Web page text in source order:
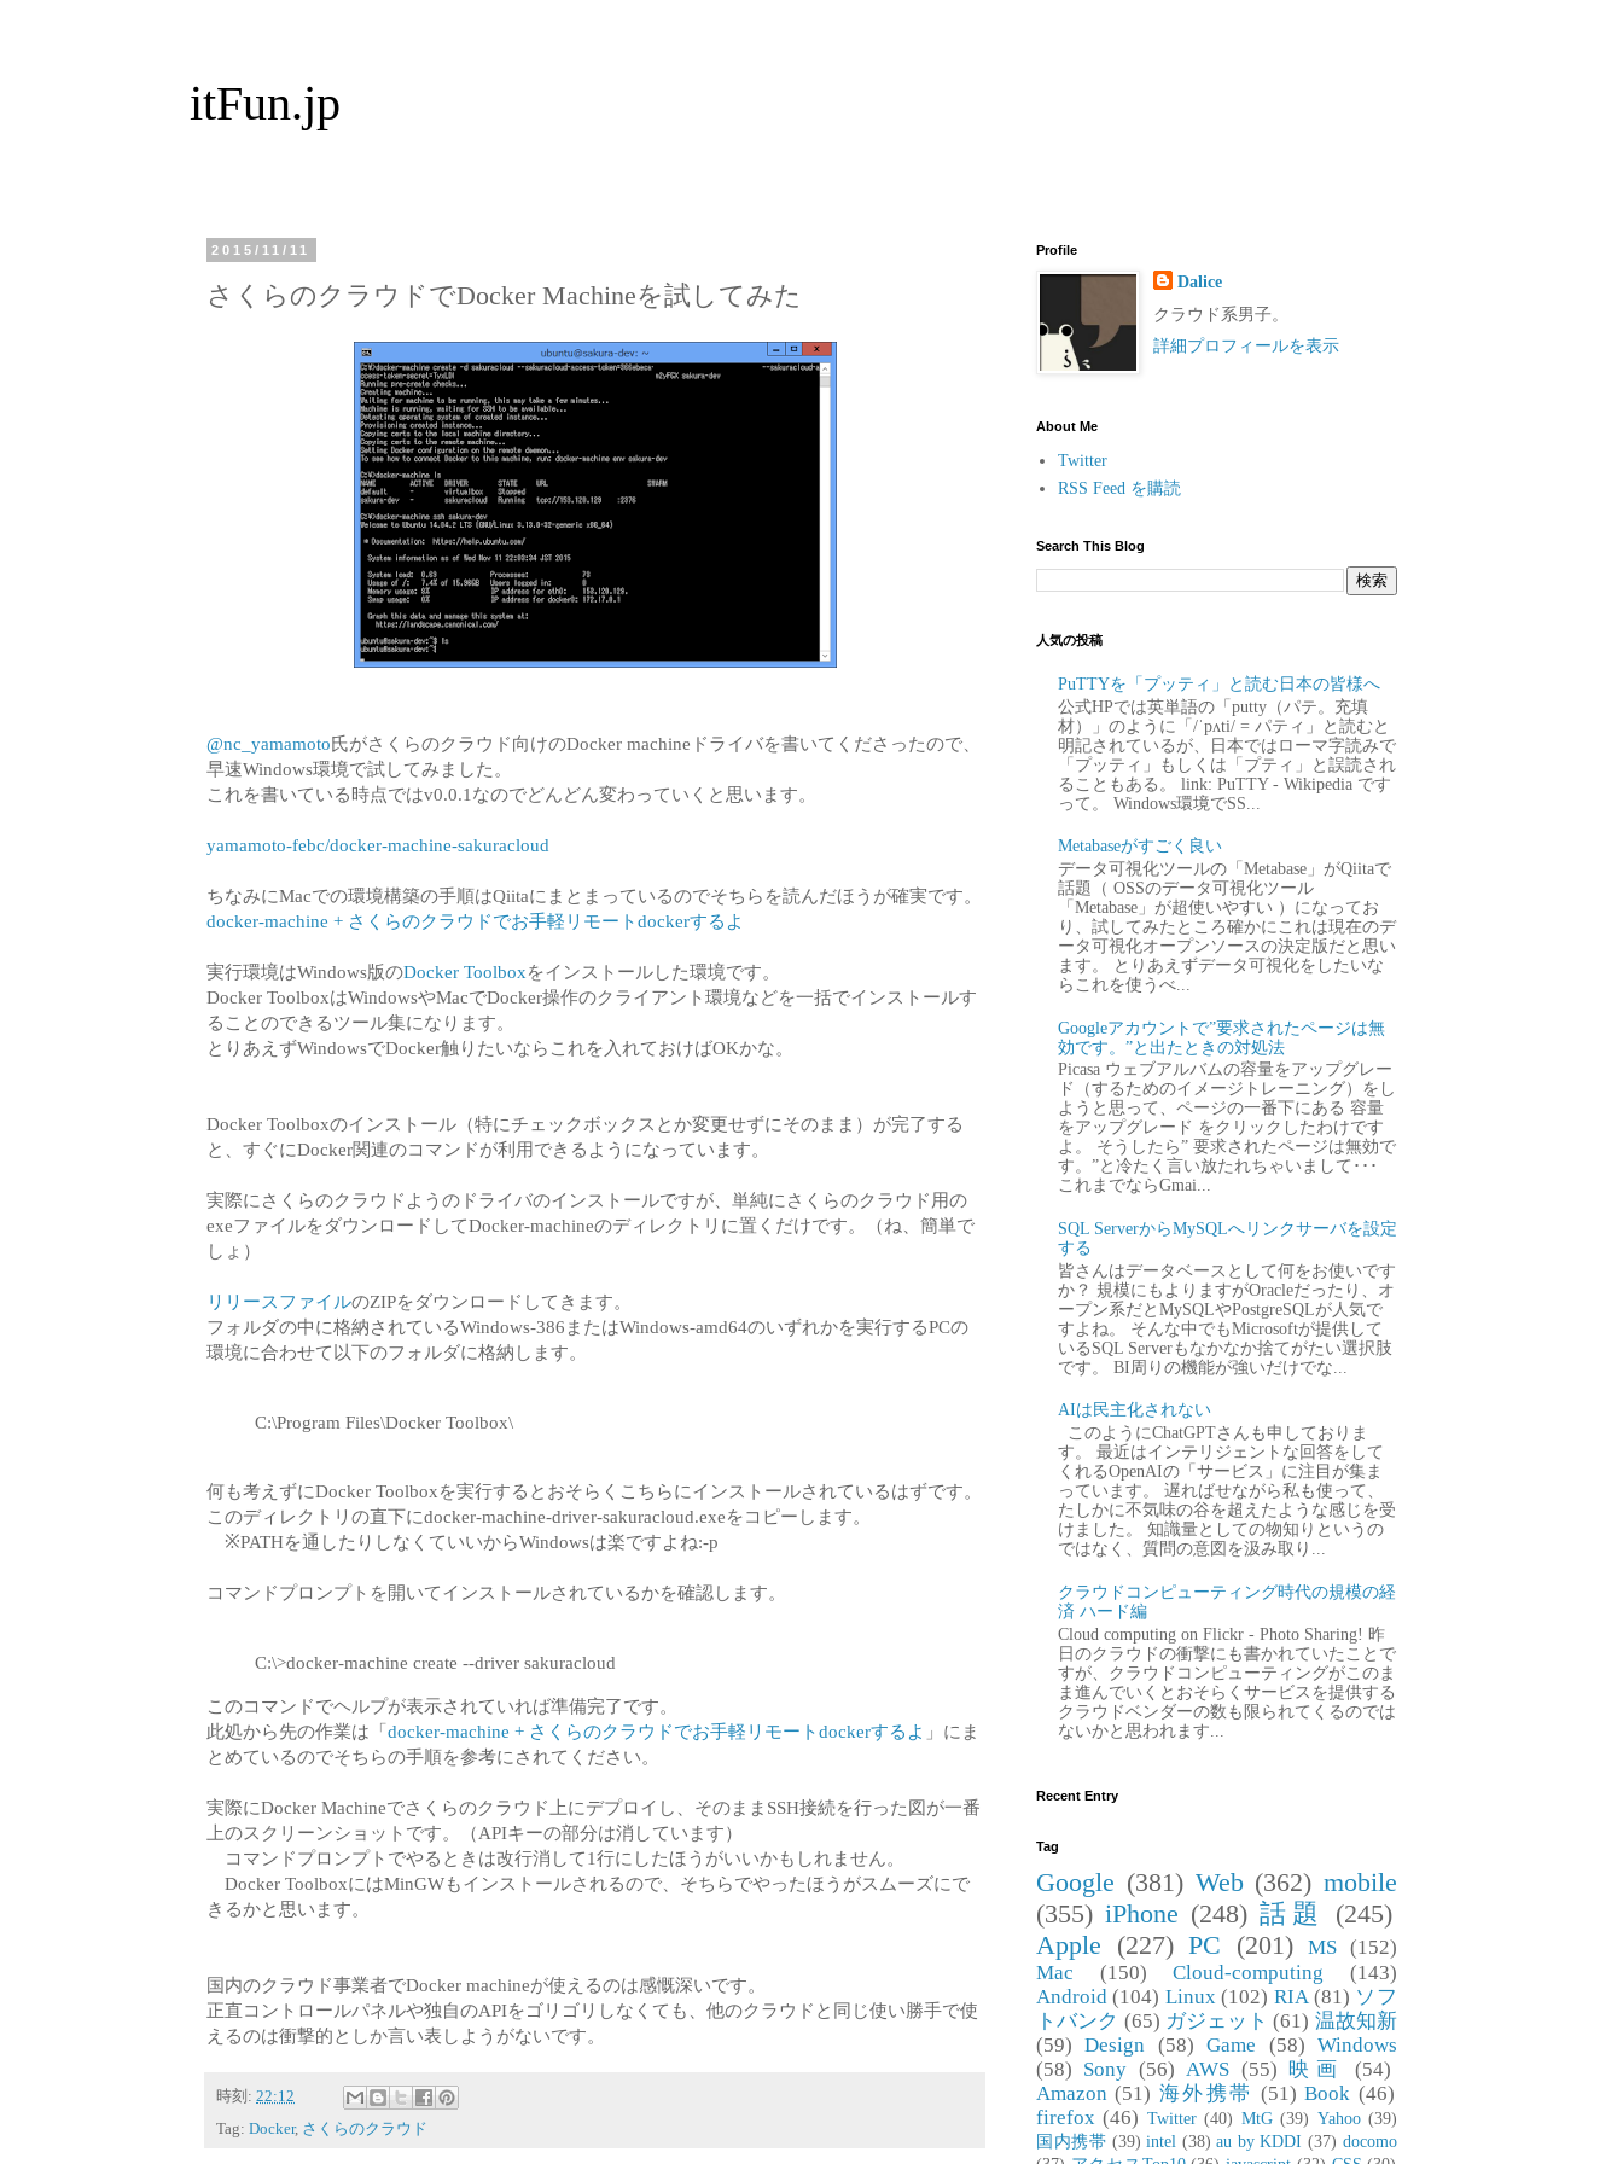
itFun.jp
2015/11/11
さくらのクラウドでDocker Machineを試してみた
@nc_yamamoto氏がさくらのクラウド向けのDocker machineドライバを書いてくださったので、
早速Windows環境で試してみました。
これを書いている時点ではv0.0.1なのでどんどん変わっていくと思います。
yamamoto-febc/docker-machine-sakuracloud
ちなみにMacでの環境構築の手順はQiitaにまとまっているのでそちらを読んだほうが確実です。
docker-machine + さくらのクラウドでお手軽リモートdockerするよ
実行環境はWindows版のDocker Toolboxをインストールした環境です。
Docker ToolboxはWindowsやMacでDocker操作のクライアント環境などを一括でインストールす
ることのできるツール集になります。
とりあえずWindowsでDocker触りたいならこれを入れておけばOKかな。
Docker Toolboxのインストール（特にチェックボックスとか変更せずにそのまま）が完了する
と、すぐにDocker関連のコマンドが利用できるようになっています。
実際にさくらのクラウドようのドライバのインストールですが、単純にさくらのクラウド用の
exeファイルをダウンロードしてDocker-machineのディレクトリに置くだけです。（ね、簡単で
しょ）
リリースファイルのZIPをダウンロードしてきます。
フォルダの中に格納されているWindows-386またはWindows-amd64のいずれかを実行するPCの
環境に合わせて以下のフォルダに格納します。
C:\Program Files\Docker Toolbox\
何も考えずにDocker Toolboxを実行するとおそらくこちらにインストールされているはずです。
このディレクトリの直下にdocker-machine-driver-sakuracloud.exeをコピーします。
※PATHを通したりしなくていいからWindowsは楽ですよね:-p
コマンドプロンプトを開いてインストールされているかを確認します。
C:\>docker-machine create --driver sakuracloud
このコマンドでヘルプが表示されていれば準備完了です。
此処から先の作業は「docker-machine + さくらのクラウドでお手軽リモートdockerするよ 」にま
とめているのでそちらの手順を参考にされてください。
実際にDocker Machineでさくらのクラウド上にデプロイし、そのままSSH接続を行った図が一番
上のスクリーンショットです。（APIキーの部分は消しています）
コマンドプロンプトでやるときは改行消して1行にしたほうがいいかもしれません。
Docker ToolboxにはMinGWもインストールされるので、そちらでやったほうがスムーズにで
きるかと思います。
国内のクラウド事業者でDocker machineが使えるのは感慨深いです。
正直コントロールパネルや独自のAPIをゴリゴリしなくても、他のクラウドと同じ使い勝手で使
えるのは衝撃的としか言い表しようがないです。
時刻: 22:12
Tag: Docker, さくらのクラウド
Profile
Dalice
クラウド系男子。
詳細プロフィールを表示
About Me
Twitter
RSS Feed を購読
Search This Blog
人気の投稿
PuTTYを「プッティ」と読む日本の皆様へ
公式HPでは英単語の「putty（パテ。充填
材）」のように「/ˈpʌti/ = パティ」と読むと
明記されているが、日本ではローマ字読みで
「プッティ」もしくは「プティ」と誤読され
ることもある。 link: PuTTY - Wikipedia です
って。 Windows環境でSS...
Metabaseがすごく良い
データ可視化ツールの「Metabase」がQiitaで
話題（ OSSのデータ可視化ツール
「Metabase」が超使いやすい ）になってお
り、試してみたところ確かにこれは現在のデ
ータ可視化オープンソースの決定版だと思い
ます。 とりあえずデータ可視化をしたいな
らこれを使うべ...
Googleアカウントで”要求されたページは無
効です。”と出たときの対処法
Picasa ウェブアルバムの容量をアップグレー
ド（するためのイメージトレーニング）をし
ようと思って、ページの一番下にある 容量
をアップグレード をクリックしたわけです
よ。 そうしたら” 要求されたページは無効で
す。”と冷たく言い放たれちゃいまして･･･
これまでならGmai...
SQL ServerからMySQLへリンクサーバを設定
する
皆さんはデータベースとして何をお使いです
か？ 規模にもよりますがOracleだったり、オ
ープン系だとMySQLやPostgreSQLが人気で
すよね。 そんな中でもMicrosoftが提供して
いるSQL Serverもなかなか捨てがたい選択肢
です。 BI周りの機能が強いだけでな...
AIは民主化されない
このようにChatGPTさんも申しておりま
す。 最近はインテリジェントな回答をして
くれるOpenAIの「サービス」に注目が集ま
っています。 遅ればせながら私も使って、
たしかに不気味の谷を超えたような感じを受
けました。 知識量としての物知りというの
ではなく、質問の意図を汲み取り...
クラウドコンピューティング時代の規模の経
済 ハード編
Cloud computing on Flickr - Photo Sharing! 昨
日のクラウドの衝撃にも書かれていたことで
すが、クラウドコンピューティングがこのま
ま進んでいくとおそらくサービスを提供する
クラウドベンダーの数も限られてくるのでは
ないかと思われます...
Recent Entry
Tag
Google (381) Web (362) mobile
(355) iPhone (248) 話題
(245)
Apple (227) PC (201) MS (152)
Mac
(150) Cloud-computing
(143)
Android (104) Linux (102) RIA (81) ソフ
トバンク (65) ガジェット (61) 温故知新
(59)
Design (58) Game (58) Windows
(58) Sony (56) AWS (55) 映画
(54)
Amazon (51) 海外携帯 (51) Book (46)
firefox (46) Twitter (40) MtG (39) Yahoo (39)
国内携帯 (39) intel (38) au by KDDI (37) docomo